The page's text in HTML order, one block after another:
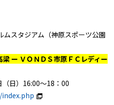
スタジアム（神原スポーツ公園
ー ＶＯＮＤＳ市原ＦＣレディー
日）16:00～18：00